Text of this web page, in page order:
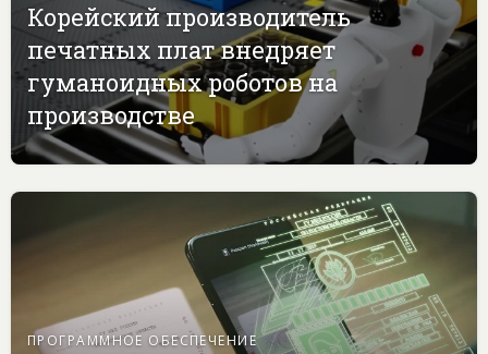
Корейский производитель
печатных плат внедряет
гуманоидных роботов на
производстве
ПРОГРАММНОЕ ОБЕСПЕЧЕНИЕ